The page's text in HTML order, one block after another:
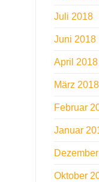
Juli 2018
Juni 2018
April 2018
März 2018
Februar
Januar
Oktober